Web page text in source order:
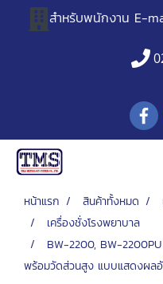
สำหรับพนักงาน E-
หน้าแรก สินค้าทั้งหมด
เครื่องชั่งโรงพยาบาล
BW-2200, BW-
พร้อมวัดส่วนสูง แบบแสดงผล